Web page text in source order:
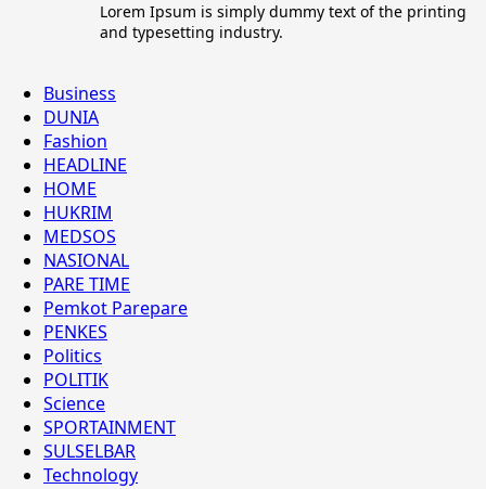
Lorem Ipsum is simply dummy text of the printing
and typesetting industry.
Business
DUNIA
Fashion
HEADLINE
HOME
HUKRIM
MEDSOS
NASIONAL
PARE TIME
Pemkot Parepare
PENKES
Politics
POLITIK
Science
SPORTAINMENT
SULSELBAR
Technology